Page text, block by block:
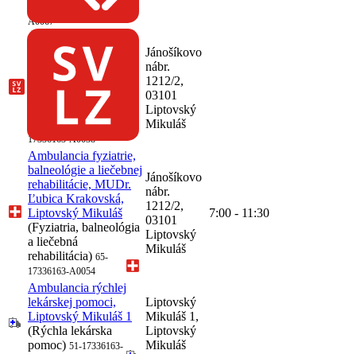
65-17336163-
A0067
Ambulancia
fyziatricko-
rehabilitačného
oddelenia, Liptovský
Mikuláš
(Fyziatria,
balneológia a liečebná
rehabilitácia) 65-
17336163-A0038
Jánošíkovo
nábr.
1212/2,
03101
Liptovský
Mikuláš
Ambulancia fyziatrie,
balneológie a liečebnej
rehabilitácie, MUDr.
Ľubica Krakovská,
Liptovský Mikuláš
(Fyziatria, balneológia
a liečebná
rehabilitácia) 65-
17336163-A0054
Jánošíkovo
nábr.
1212/2,
03101
Liptovský
Mikuláš
7:00 - 11:30
Ambulancia rýchlej
lekárskej pomoci,
Liptovský Mikuláš 1
(Rýchla lekárska
pomoc) 51-17336163-
Liptovský
Mikuláš 1,
Liptovský
Mikuláš